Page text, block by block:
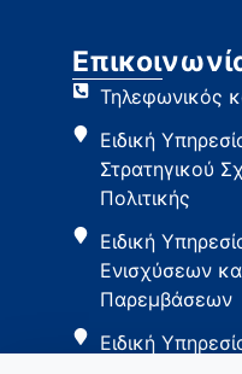
Τηλεφωνικός
Ειδική
Στρατηγικού
Πολιτικής
Ειδική
Ενισχύσεων
Παρεμβάσεων
Ειδική